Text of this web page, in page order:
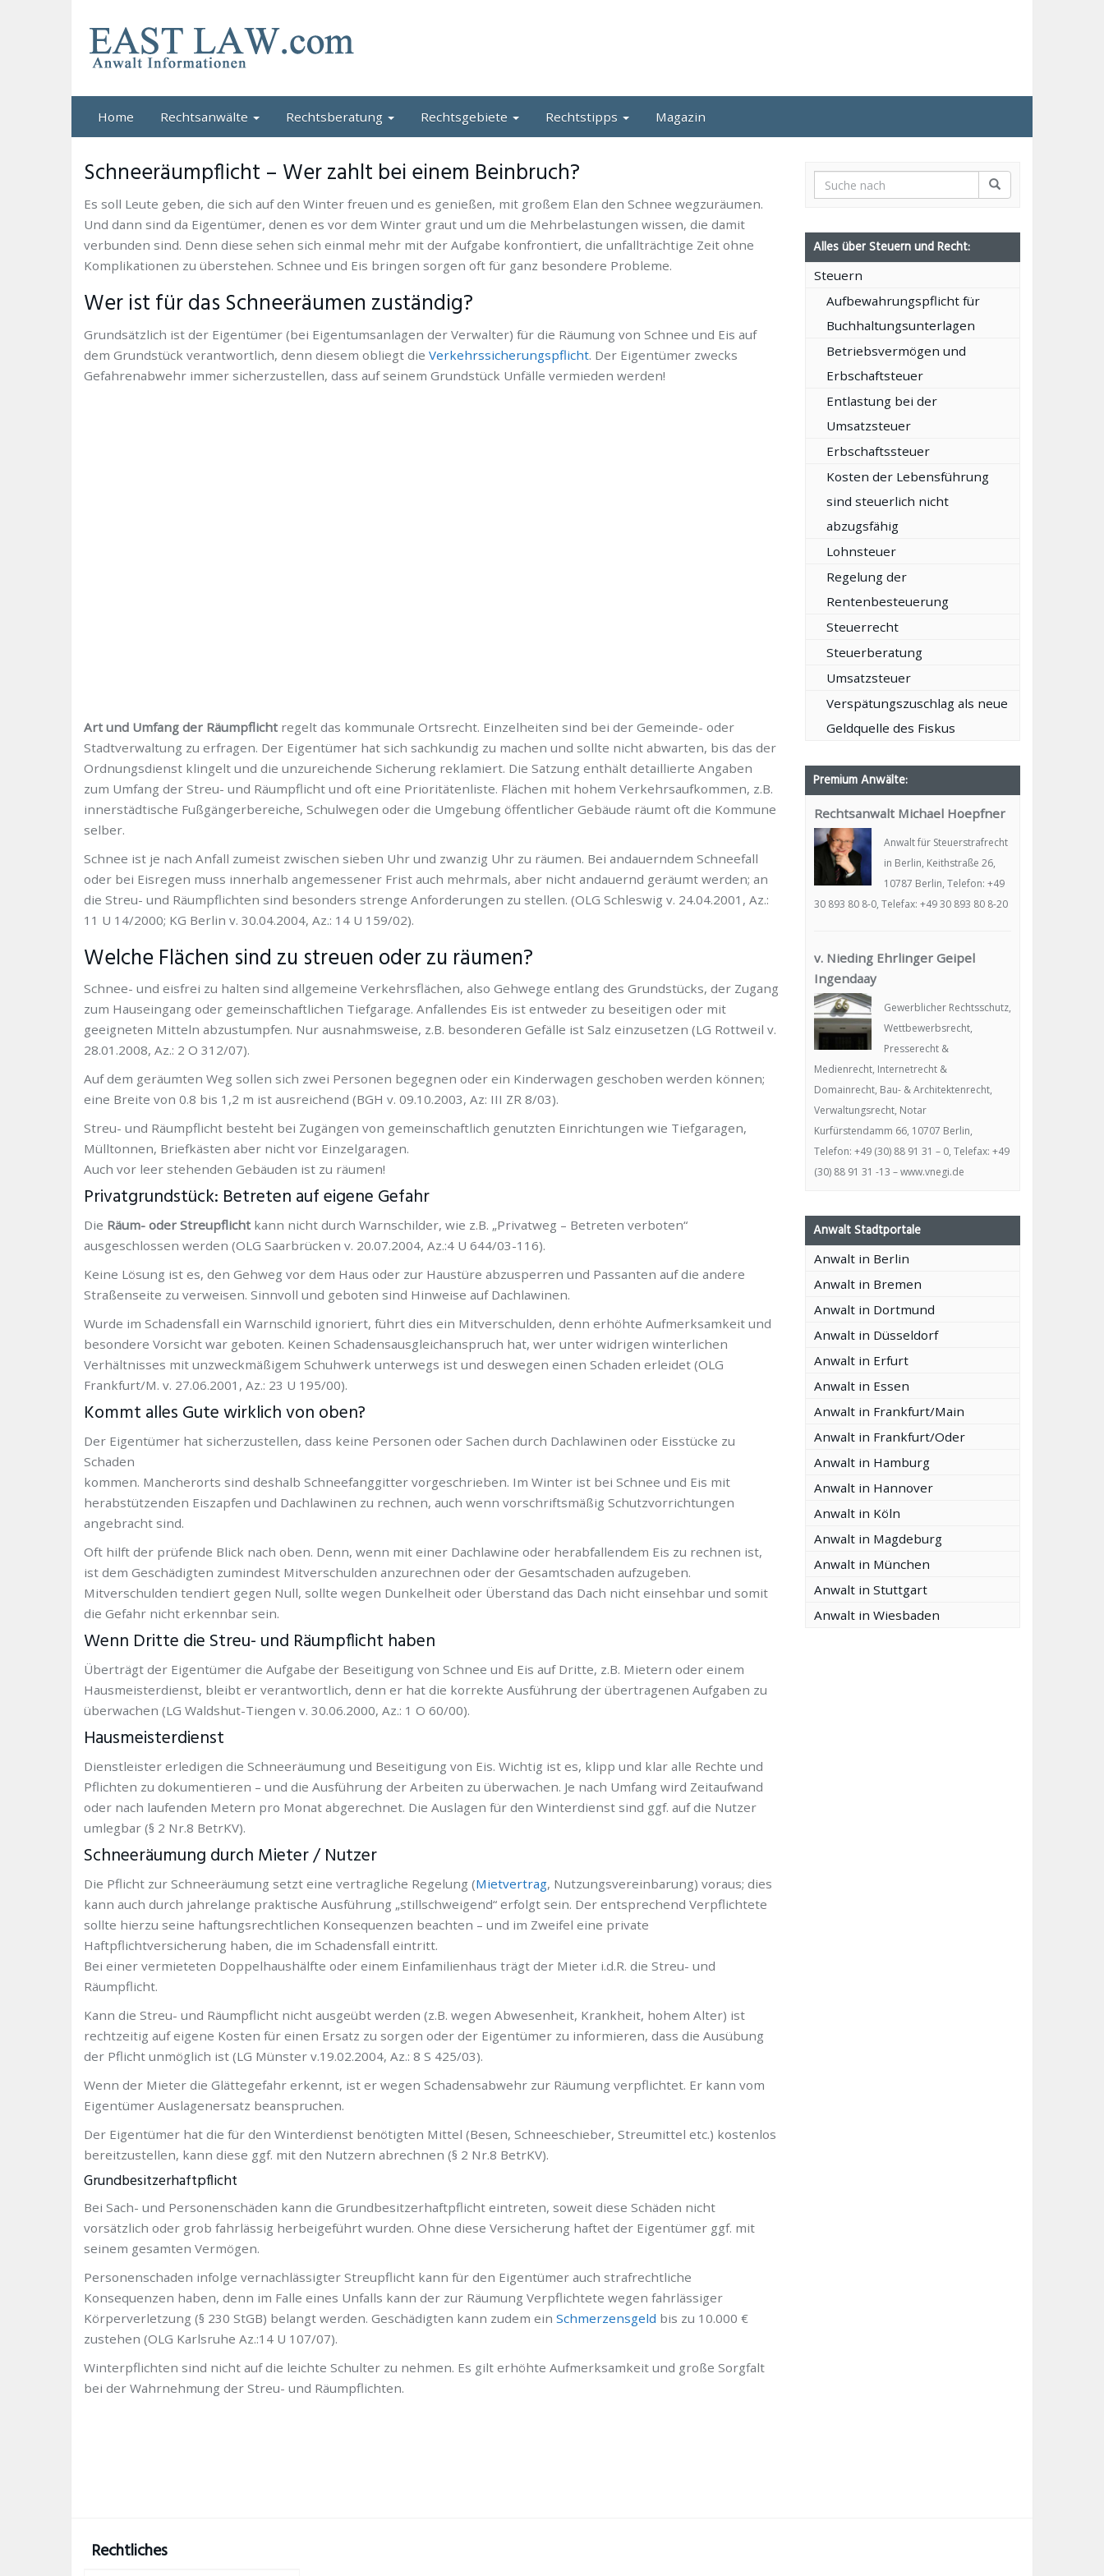
Home Rechtsanwälte Rechtsberatung Rechtsgebiete Rechtstipps Magazin
Schneeräumpflicht – Wer zahlt bei einem Beinbruch?
Es soll Leute geben, die sich auf den Winter freuen und es genießen, mit großem Elan den Schnee wegzuräumen.
Und dann sind da Eigentümer, denen es vor dem Winter graut und um die Mehrbelastungen wissen, die damit
verbunden sind. Denn diese sehen sich einmal mehr mit der Aufgabe konfrontiert, die unfallträchtige Zeit ohne
Komplikationen zu überstehen. Schnee und Eis bringen sorgen oft für ganz besondere Probleme.
Wer ist für das Schneeräumen zuständig?
Grundsätzlich ist der Eigentümer (bei Eigentumsanlagen der Verwalter) für die Räumung von Schnee und Eis auf
dem Grundstück verantwortlich, denn diesem obliegt die Verkehrssicherungspflicht. Der Eigentümer zwecks
Gefahrenabwehr immer sicherzustellen, dass auf seinem Grundstück Unfälle vermieden werden!
Art und Umfang der Räumpflicht regelt das kommunale Ortsrecht. Einzelheiten sind bei der Gemeinde- oder
Stadtverwaltung zu erfragen. Der Eigentümer hat sich sachkundig zu machen und sollte nicht abwarten, bis das der
Ordnungsdienst klingelt und die unzureichende Sicherung reklamiert. Die Satzung enthält detaillierte Angaben
zum Umfang der Streu- und Räumpflicht und oft eine Prioritätenliste. Flächen mit hohem Verkehrsaufkommen, z.B.
innerstädtische Fußgängerbereiche, Schulwegen oder die Umgebung öffentlicher Gebäude räumt oft die Kommune
selber.
Schnee ist je nach Anfall zumeist zwischen sieben Uhr und zwanzig Uhr zu räumen. Bei andauerndem Schneefall
oder bei Eisregen muss innerhalb angemessener Frist auch mehrmals, aber nicht andauernd geräumt werden; an
die Streu- und Räumpflichten sind besonders strenge Anforderungen zu stellen. (OLG Schleswig v. 24.04.2001, Az.:
11 U 14/2000; KG Berlin v. 30.04.2004, Az.: 14 U 159/02).
Welche Flächen sind zu streuen oder zu räumen?
Schnee- und eisfrei zu halten sind allgemeine Verkehrsflächen, also Gehwege entlang des Grundstücks, der Zugang
zum Hauseingang oder gemeinschaftlichen Tiefgarage. Anfallendes Eis ist entweder zu beseitigen oder mit
geeigneten Mitteln abzustumpfen. Nur ausnahmsweise, z.B. besonderen Gefälle ist Salz einzusetzen (LG Rottweil v.
28.01.2008, Az.: 2 O 312/07).
Auf dem geräumten Weg sollen sich zwei Personen begegnen oder ein Kinderwagen geschoben werden können;
eine Breite von 0.8 bis 1,2 m ist ausreichend (BGH v. 09.10.2003, Az: III ZR 8/03).
Streu- und Räumpflicht besteht bei Zugängen von gemeinschaftlich genutzten Einrichtungen wie Tiefgaragen,
Mülltonnen, Briefkästen aber nicht vor Einzelgaragen.
Auch vor leer stehenden Gebäuden ist zu räumen!
Privatgrundstück: Betreten auf eigene Gefahr
Die Räum- oder Streupflicht kann nicht durch Warnschilder, wie z.B. „Privatweg – Betreten verboten“
ausgeschlossen werden (OLG Saarbrücken v. 20.07.2004, Az.:4 U 644/03-116).
Keine Lösung ist es, den Gehweg vor dem Haus oder zur Haustüre abzusperren und Passanten auf die andere
Straßenseite zu verweisen. Sinnvoll und geboten sind Hinweise auf Dachlawinen.
Wurde im Schadensfall ein Warnschild ignoriert, führt dies ein Mitverschulden, denn erhöhte Aufmerksamkeit und
besondere Vorsicht war geboten. Keinen Schadensausgleichanspruch hat, wer unter widrigen winterlichen
Verhältnisses mit unzweckmäßigem Schuhwerk unterwegs ist und deswegen einen Schaden erleidet (OLG
Frankfurt/M. v. 27.06.2001, Az.: 23 U 195/00).
Kommt alles Gute wirklich von oben?
Der Eigentümer hat sicherzustellen, dass keine Personen oder Sachen durch Dachlawinen oder Eisstücke zu
Schaden
kommen. Mancherorts sind deshalb Schneefanggitter vorgeschrieben. Im Winter ist bei Schnee und Eis mit
herabstützenden Eiszapfen und Dachlawinen zu rechnen, auch wenn vorschriftsmäßig Schutzvorrichtungen
angebracht sind.
Oft hilft der prüfende Blick nach oben. Denn, wenn mit einer Dachlawine oder herabfallendem Eis zu rechnen ist,
ist dem Geschädigten zumindest Mitverschulden anzurechnen oder der Gesamtschaden aufzugeben.
Mitverschulden tendiert gegen Null, sollte wegen Dunkelheit oder Überstand das Dach nicht einsehbar und somit
die Gefahr nicht erkennbar sein.
Wenn Dritte die Streu- und Räumpflicht haben
Überträgt der Eigentümer die Aufgabe der Beseitigung von Schnee und Eis auf Dritte, z.B. Mietern oder einem
Hausmeisterdienst, bleibt er verantwortlich, denn er hat die korrekte Ausführung der übertragenen Aufgaben zu
überwachen (LG Waldshut-Tiengen v. 30.06.2000, Az.: 1 O 60/00).
Hausmeisterdienst
Dienstleister erledigen die Schneeräumung und Beseitigung von Eis. Wichtig ist es, klipp und klar alle Rechte und
Pflichten zu dokumentieren – und die Ausführung der Arbeiten zu überwachen. Je nach Umfang wird Zeitaufwand
oder nach laufenden Metern pro Monat abgerechnet. Die Auslagen für den Winterdienst sind ggf. auf die Nutzer
umlegbar (§ 2 Nr.8 BetrKV).
Schneeräumung durch Mieter / Nutzer
Die Pflicht zur Schneeräumung setzt eine vertragliche Regelung (Mietvertrag, Nutzungsvereinbarung) voraus; dies
kann auch durch jahrelange praktische Ausführung „stillschweigend“ erfolgt sein. Der entsprechend Verpflichtete
sollte hierzu seine haftungsrechtlichen Konsequenzen beachten – und im Zweifel eine private
Haftpflichtversicherung haben, die im Schadensfall eintritt.
Bei einer vermieteten Doppelhaushälfte oder einem Einfamilienhaus trägt der Mieter i.d.R. die Streu- und
Räumpflicht.
Kann die Streu- und Räumpflicht nicht ausgeübt werden (z.B. wegen Abwesenheit, Krankheit, hohem Alter) ist
rechtzeitig auf eigene Kosten für einen Ersatz zu sorgen oder der Eigentümer zu informieren, dass die Ausübung
der Pflicht unmöglich ist (LG Münster v.19.02.2004, Az.: 8 S 425/03).
Wenn der Mieter die Glättegefahr erkennt, ist er wegen Schadensabwehr zur Räumung verpflichtet. Er kann vom
Eigentümer Auslagenersatz beanspruchen.
Der Eigentümer hat die für den Winterdienst benötigten Mittel (Besen, Schneeschieber, Streumittel etc.) kostenlos
bereitzustellen, kann diese ggf. mit den Nutzern abrechnen (§ 2 Nr.8 BetrKV).
Grundbesitzerhaftpflicht
Bei Sach- und Personenschäden kann die Grundbesitzerhaftpflicht eintreten, soweit diese Schäden nicht
vorsätzlich oder grob fahrlässig herbeigeführt wurden. Ohne diese Versicherung haftet der Eigentümer ggf. mit
seinem gesamten Vermögen.
Personenschaden infolge vernachlässigter Streupflicht kann für den Eigentümer auch strafrechtliche
Konsequenzen haben, denn im Falle eines Unfalls kann der zur Räumung Verpflichtete wegen fahrlässiger
Körperverletzung (§ 230 StGB) belangt werden. Geschädigten kann zudem ein Schmerzensgeld bis zu 10.000 €
zustehen (OLG Karlsruhe Az.:14 U 107/07).
Winterpflichten sind nicht auf die leichte Schulter zu nehmen. Es gilt erhöhte Aufmerksamkeit und große Sorgfalt
bei der Wahrnehmung der Streu- und Räumpflichten.
Alles über Steuern und Recht:
Steuern
Aufbewahrungspflicht für
Buchhaltungsunterlagen
Betriebsvermögen und
Erbschaftsteuer
Entlastung bei der
Umsatzsteuer
Erbschaftssteuer
Kosten der Lebensführung
sind steuerlich nicht
abzugsfähig
Lohnsteuer
Regelung der
Rentenbesteuerung
Steuerrecht
Steuerberatung
Umsatzsteuer
Verspätungszuschlag als neue
Geldquelle des Fiskus
Premium Anwälte:
Rechtsanwalt Michael Hoepfner
Anwalt für Steuerstrafrecht
in Berlin, Keithstraße 26,
10787 Berlin, Telefon: +49
30 893 80 8-0, Telefax: +49 30 893 80 8-20
v. Nieding Ehrlinger Geipel
Ingendaay
Gewerblicher Rechtsschutz,
Wettbewerbsrecht,
Presserecht &
Medienrecht, Internetrecht &
Domainrecht, Bau- & Architektenrecht,
Verwaltungsrecht, Notar
Kurfürstendamm 66, 10707 Berlin,
Telefon: +49 (30) 88 91 31 – 0, Telefax: +49
(30) 88 91 31 -13 – www.vnegi.de
Anwalt Stadtportale
Anwalt in Berlin
Anwalt in Bremen
Anwalt in Dortmund
Anwalt in Düsseldorf
Anwalt in Erfurt
Anwalt in Essen
Anwalt in Frankfurt/Main
Anwalt in Frankfurt/Oder
Anwalt in Hamburg
Anwalt in Hannover
Anwalt in Köln
Anwalt in Magdeburg
Anwalt in München
Anwalt in Stuttgart
Anwalt in Wiesbaden
Rechtliches